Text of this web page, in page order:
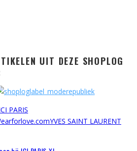
UIT DEZE SHOPLOG
PARIS
YVES SAINT LAURENT